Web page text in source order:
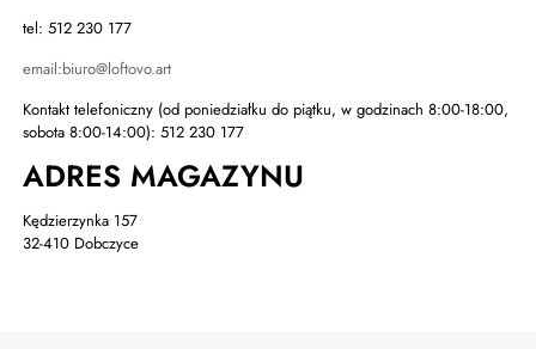
tel: 512 230 177
email:biuro@loftovo.art
Kontakt telefoniczny (od poniedziałku do piątku, w godzinach 8:00-18:00,
sobota 8:00-14:00):512 230 177
ADRES MAGAZYNU
Kędzierzynka 157
32-410 Dobczyce